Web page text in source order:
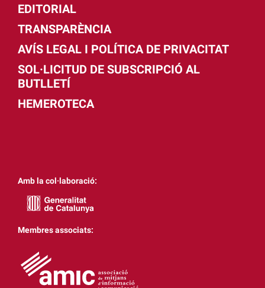
EDITORIAL
TRANSPARÈNCIA
AVÍS LEGAL I POLÍTICA DE PRIVACITAT
SOL·LICITUD DE SUBSCRIPCIÓ AL
BUTLLETÍ
HEMEROTECA
Amb la col·laboració:
Membres associats: